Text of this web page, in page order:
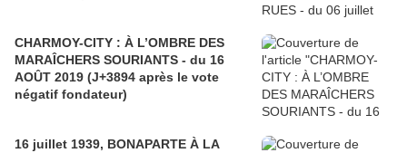
CHARMOY-CITY : À L’OMBRE DES
MARAÎCHERS SOURIANTS - du 16
AOÛT 2019 (J+3894 après le vote
négatif fondateur)
16 juillet 1939, BONAPARTE À LA